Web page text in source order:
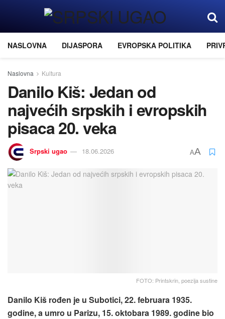
NASLOVNA DIJASPORA EVROPSKA POLITIKA
Naslovna Kultura
Danilo Kiš: Jedan od
najvećih srpskih i evropskih
pisaca 20. veka
Srpski ugao 18.06.2026 AA
FOTO: Printskrin, poezija sustine
Danilo Kiš rođen je u Subotici, 22. februara 1935.
godine, a umro u Parizu, 15. oktobara 1989. godine bio